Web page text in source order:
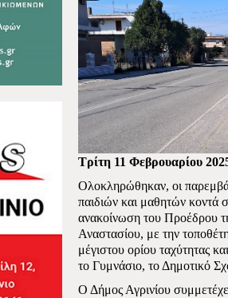
Τρίτη 11 Φεβρουαρίου
Ολοκληρώθηκαν, οι
παιδιών και μαθητών κοντά
ανακοίνωση του Προέδρου
Αναστασίου, με την
μέγιστου ορίου ταχύτητας
το Γυμνάσιο, το Δημοτικό
Ο Δήμος Αγρινίου